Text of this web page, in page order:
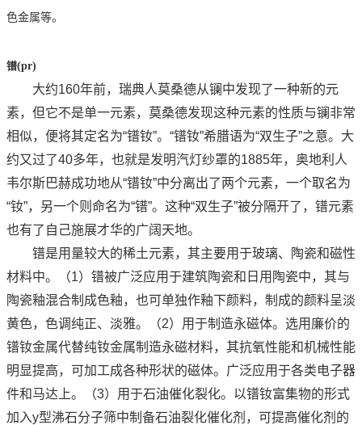
色金属等。
镨(pr)
大约160年前，瑞典人莫桑德从镧中发现了一种新的元
素，但它不是单一元素，莫桑德发现这种元素的性质与镧非常
相似，便将其定名为“镨钕”。“镨钕”希腊语为“双生子”之意。大
约又过了40多年，也就是发明汽灯纱罩的1885年，奥地利人
韦尔斯巴赫成功地从“镨钕”中分离出了两个元素，一个取名为
“钕”，另一个则命名为“镨”。这种“双生子”被分隔开了，镨元素
也有了自己施展才华的广阔天地。
镨是用量较大的稀土元素，其主要用于玻璃、陶瓷和磁性
材料中。（1）镨被广泛应用于建筑陶瓷和日用陶瓷中，其与
陶瓷釉混合制成色釉，也可单独作釉下颜料，制成的颜料呈淡
黄色，色调纯正、淡雅。（2）用于制造永磁体。选用廉价的
镨钕金属代替纯钕金属制造永磁材料，其抗氧性能和机械性能
明显提高，可加工成各种形状的磁体。广泛应用于各类电子器
件和马达上。（3）用于石油催化裂化。以镨钕富集物的形式
加入y型沸石分子筛中制备石油裂化催化剂，可提高催化剂的